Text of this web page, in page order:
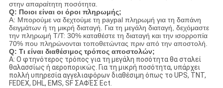
στην απαραίτητη ποσότητα.
Q: Ποιοι είναι οι όροι πληρωμής;
Α: Μπορούμε να δεχτούμε τη paypal πληρωμή για τη δαπάνη
δειγμάτων ή τη μικρή διαταγή. Για τη μεγάλη διαταγή, δεχόμαστε
την πληρωμή T/T: 30% καταθέστε τη διαταγή και την ισορροπία
70% που πληρώνονται τοποθετώντας πριν από την αποστολή.
Q: Τι είναι διαθέσιμος τρόπος αποστολών;
Α: Ο φτηνότερος τρόπος για τη μεγάλη ποσότητα θα σταλεί
θαλασσίως ή αεροπορικώς. Για τη μικρή ποσότητα, υπάρχει
πολλή υπηρεσία αγγελιαφόρων διαθέσιμη όπως το UPS, TNT,
FEDEX, DHL, EMS, SF ΣΑΦΈΣ Ect.